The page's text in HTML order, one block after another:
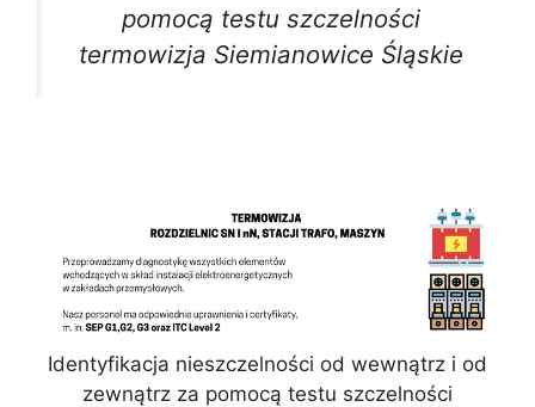
pomocą testu szczelności
termowizja Siemianowice Śląskie
Identyfikacja nieszczelności od wewnątrz i od
zewnątrz za pomocą testu szczelności